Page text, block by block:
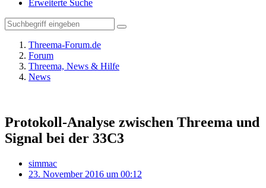
Erweiterte Suche
Threema-Forum.de
Forum
Threema, News & Hilfe
News
Protokoll-Analyse zwischen Threema und
Signal bei der 33C3
simmac
23. November 2016 um 00:12